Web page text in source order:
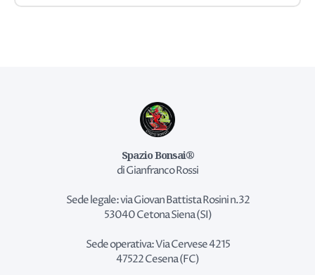
Spazio Bonsai®
di Gianfranco Rossi
Sede legale: via Giovan Battista Rosini n.32
53040 Cetona Siena (SI)
Sede operativa: Via Cervese 4215
47522 Cesena (FC)